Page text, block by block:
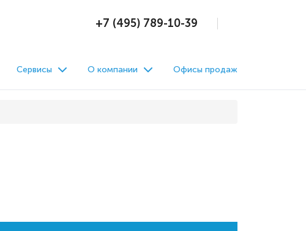
+7 (495) 789-10-39
Сервисы О компании Офисы продаж